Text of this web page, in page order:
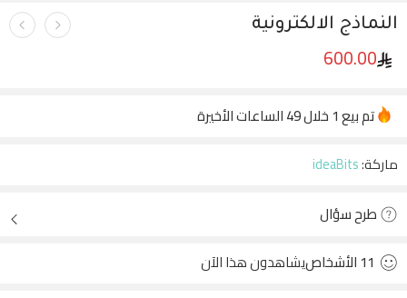
النماذج الالكترونية
600.00
تم بيع 1 خلال 49 الساعات الأخيرة
ماركة:ideaBits
طرح سؤال
11الأشخاصيشاهدون هذا الآن